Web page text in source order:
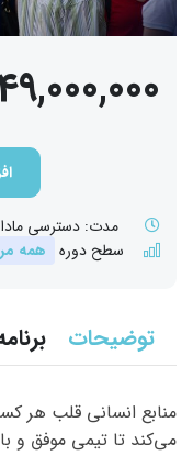
توضیحات
منابع انسانی قلب هر
می‌کند تا تیمی موفق و
49,000,000
مدت: دسترسی
سطح دوره همه